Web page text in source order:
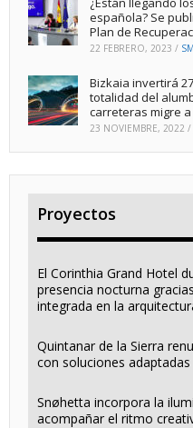
española? Se
Plan de
22 FEBRERO, 2023 /
Bizkaia invertirá
totalidad del
carreteras migre a
23 NOVIEMBRE, 2022 /
Proyectos
El Corinthia Grand Hotel
presencia nocturna
integrada en la
Quintanar de la Sierra
con soluciones
Snøhetta incorpora la
acompañar el ritmo